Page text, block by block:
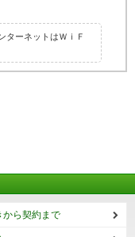
ターネットはＷｉＦ
から契約まで